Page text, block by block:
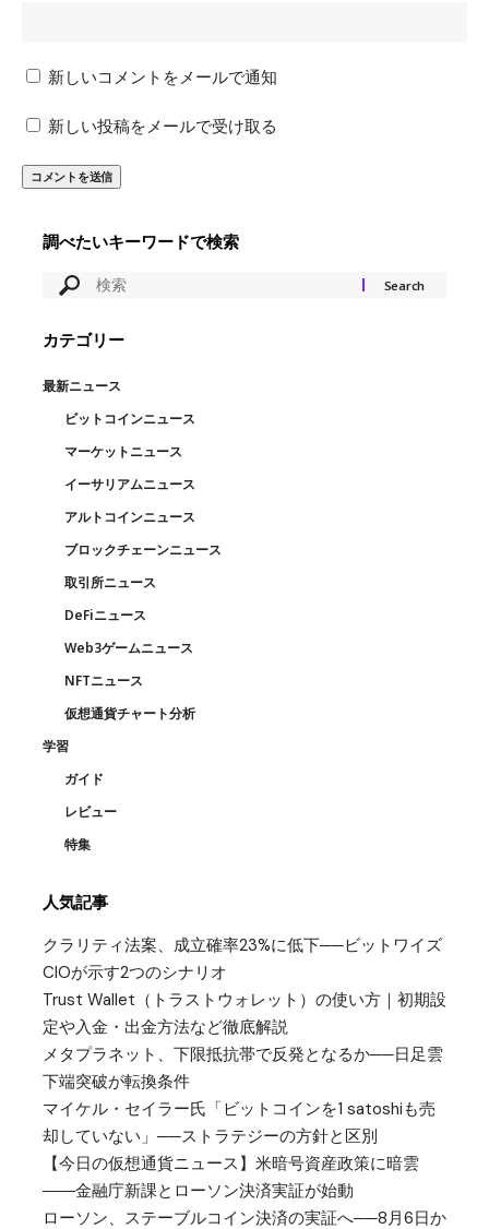
新しいコメントをメールで通知
新しい投稿をメールで受け取る
調べたいキーワードで検索
カテゴリー
最新ニュース
ビットコインニュース
マーケットニュース
イーサリアムニュース
アルトコインニュース
ブロックチェーンニュース
取引所ニュース
DeFiニュース
Web3ゲームニュース
NFTニュース
仮想通貨チャート分析
学習
ガイド
レビュー
特集
人気記事
クラリティ法案、成立確率23%に低下──ビットワイズ
CIOが示す2つのシナリオ
Trust Wallet（トラストウォレット）の使い方｜初期設
定や入金・出金方法など徹底解説
メタプラネット、下限抵抗帯で反発となるか──日足雲
下端突破が転換条件
マイケル・セイラー氏「ビットコインを1 satoshiも売
却していない」──ストラテジーの方針と区別
【今日の仮想通貨ニュース】米暗号資産政策に暗雲
――金融庁新課とローソン決済実証が始動
ローソン、ステーブルコイン決済の実証へ──8月6日か